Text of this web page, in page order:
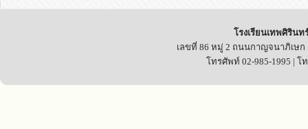
โรงเรียนเทพศิรินท
เลขที่ 86 หมู่ 2 ถนนกาญจนาภิเษก
โทรศัพท์ 02-985-1995 | โ